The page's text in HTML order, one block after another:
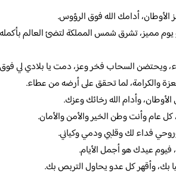
الأوطان، أدامك الله فوق الرؤوس.
يوم مميز، تشرق شمس المملكة لتضئ العالم
ويحتضن السحاب فخر وعز، دمت يا بلادي لي فوق
والكرامة، لما تحقق على أرضه من عطاء.
وأدام الله رخائك وعزك.
عام وأنت وطن الخير والأمن والأمان.
فداء لك وقلبي ودمي وكياني.
فيوم عيدك هو أجمل الأيام.
بك، وأقهر كل عدو يحاول التربص بك.